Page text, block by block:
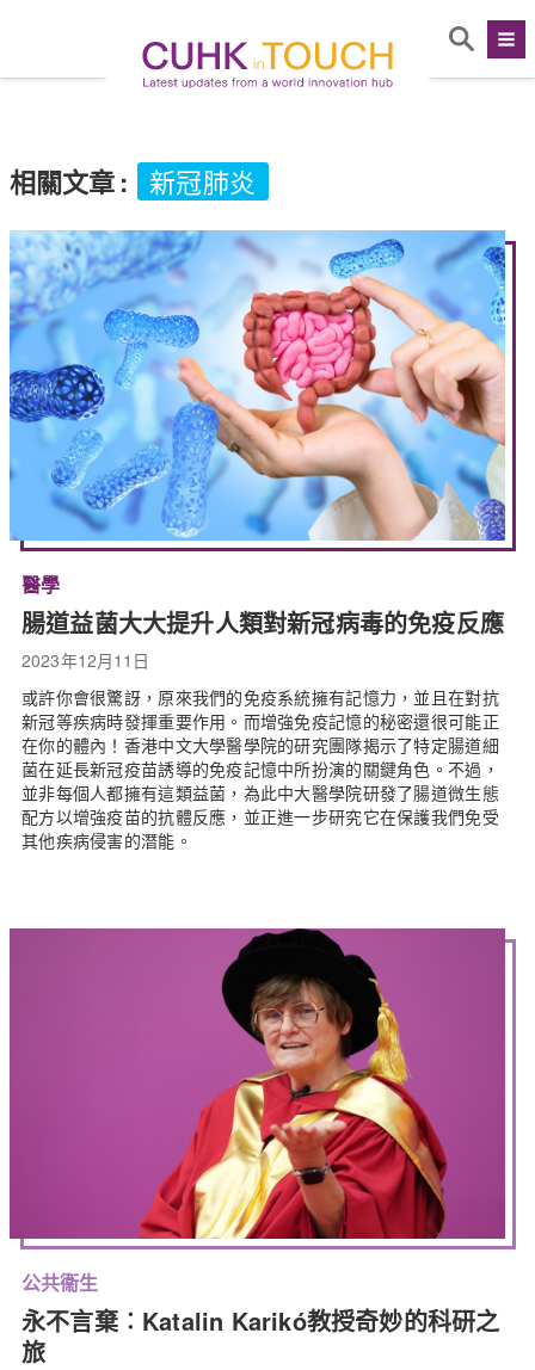
相關文章: 新冠肺炎
醫學
腸道益菌大大提升人類對新冠病毒的免疫反應
2023年12月11日
或許你會很驚訝，原來我們的免疫系統擁有記憶力，並且在對抗
新冠等疾病時發揮重要作用。而增強免疫記憶的秘密還很可能正
在你的體內！香港中文大學醫學院的研究團隊揭示了特定腸道細
菌在延長新冠疫苗誘導的免疫記憶中所扮演的關鍵角色。不過，
並非每個人都擁有這類益菌，為此中大醫學院研發了腸道微生態
配方以增強疫苗的抗體反應，並正進一步研究它在保護我們免受
其他疾病侵害的潛能。
公共衞生
永不言棄︰Katalin Karikó教授奇妙的科研之
旅